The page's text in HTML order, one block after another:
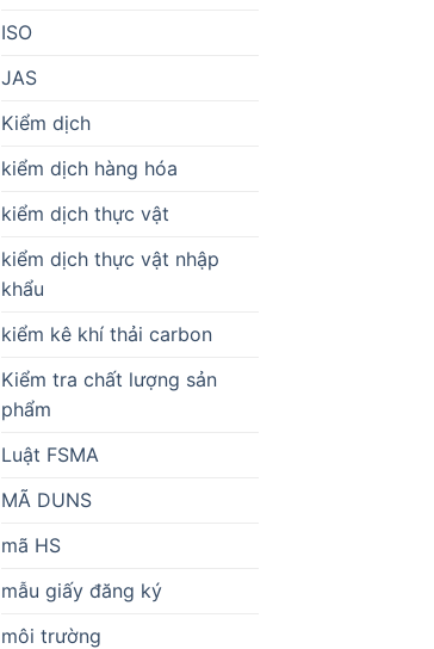
ISO
JAS
Kiểm dịch
kiểm dịch hàng hóa
kiểm dịch thực vật
kiểm dịch thực vật nhập
khẩu
kiểm kê khí thải carbon
Kiểm tra chất lượng sản
phẩm
Luật FSMA
MÃ DUNS
mã HS
mẫu giấy đăng ký
môi trường